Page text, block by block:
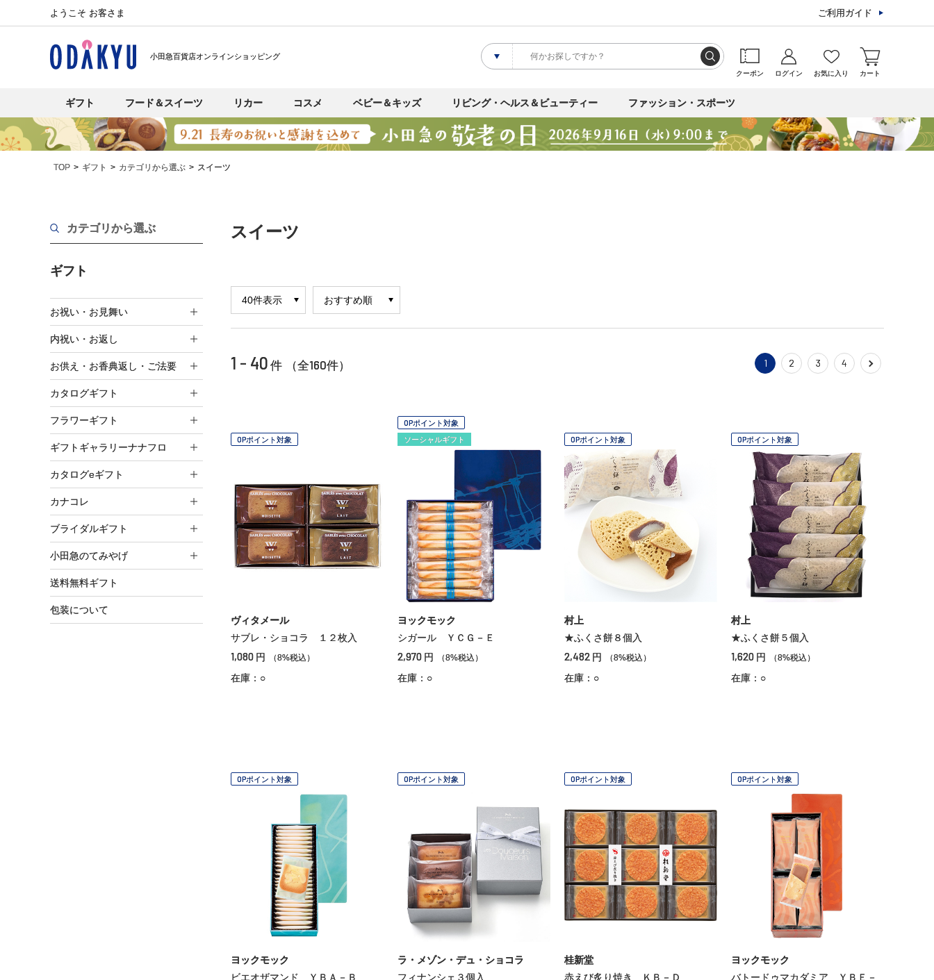
ようこそ お客さま ご利用ガイド
小田急百貨店オンラインショッピング
クーポン ログイン お気に入り カート
ギフト フード＆スイーツ リカー コスメ ベビー＆キッズ リビング・ヘルス＆ビューティー ファッション・スポーツ
TOP ギフト カテゴリから選ぶ スイーツ
カテゴリから選ぶ
ギフト
お祝い・お見舞い
内祝い・お返し
お供え・お香典返し・ご法要
カタログギフト
フラワーギフト
ギフトギャラリーナナフロ
カタログeギフト
カナコレ
ブライダルギフト
小田急のてみやげ
送料無料ギフト
包装について
スイーツ
1 - 40 件 （全160件） 1 2 3 4
OPポイント対象
ヴィタメール
サブレ・ショコラ １２枚入
1,080 円 （8%税込）
在庫：○
OPポイント対象
ソーシャルギフト
ヨックモック
シガール ＹＣＧ－Ｅ
2,970 円 （8%税込）
在庫：○
OPポイント対象
村上
★ふくさ餅８個入
2,482 円 （8%税込）
在庫：○
OPポイント対象
村上
★ふくさ餅５個入
1,620 円 （8%税込）
在庫：○
OPポイント対象
ヨックモック
ビエオザマンド ＹＢＡ－Ｂ
OPポイント対象
ラ・メゾン・デュ・ショコラ
フィナンシェ３個入
OPポイント対象
桂新堂
赤えび炙り焼き ＫＢ－Ｄ
OPポイント対象
ヨックモック
バトードゥマカダミア ＹＢＥ－